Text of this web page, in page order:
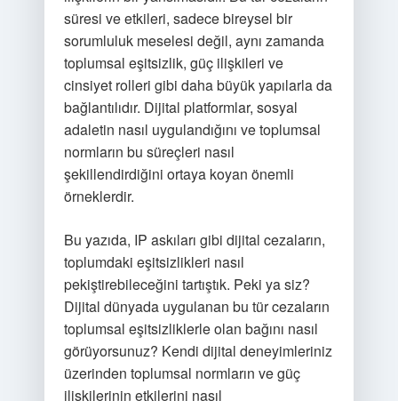
süresi ve etkileri, sadece bireysel bir
sorumluluk meselesi değil, aynı zamanda
toplumsal eşitsizlik, güç ilişkileri ve
cinsiyet rolleri gibi daha büyük yapılarla da
bağlantılıdır. Dijital platformlar, sosyal
adaletin nasıl uygulandığını ve toplumsal
normların bu süreçleri nasıl
şekillendirdiğini ortaya koyan önemli
örneklerdir.
Bu yazıda, IP askıları gibi dijital cezaların,
toplumdaki eşitsizlikleri nasıl
pekiştirebileceğini tartıştık. Peki ya siz?
Dijital dünyada uygulanan bu tür cezaların
toplumsal eşitsizliklerle olan bağını nasıl
görüyorsunuz? Kendi dijital deneyimleriniz
üzerinden toplumsal normların ve güç
ilişkilerinin etkilerini nasıl